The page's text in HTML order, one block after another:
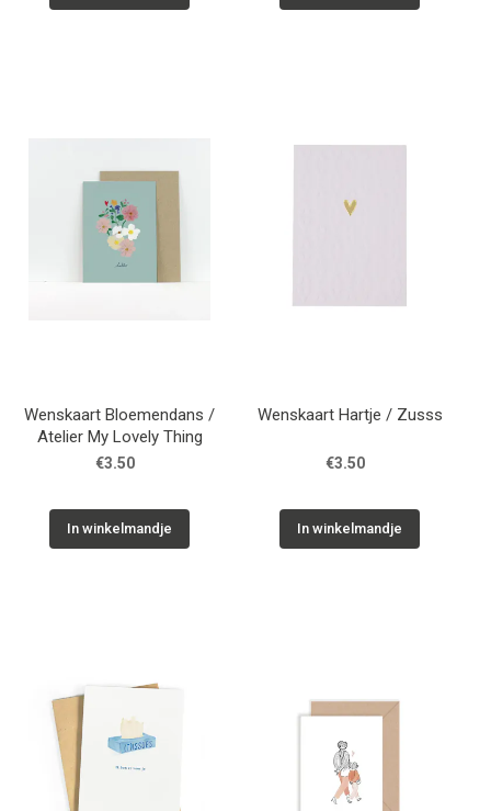
Wenskaart Bloemendans /
Atelier My Lovely Thing
€3.50
In winkelmandje
Wenskaart Hartje / Zusss
€3.50
In winkelmandje